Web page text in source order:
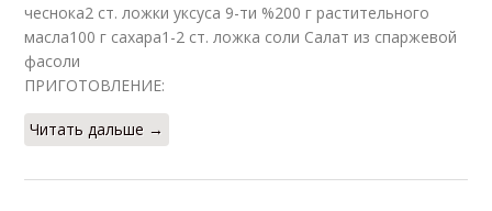
чеснока2 ст. ложки уксуса 9-ти %200 г растительного
масла100 г сахара1-2 ст. ложка соли Салат из спаржевой
фасоли
ПРИГОТОВЛЕНИЕ:
Читать дальше →